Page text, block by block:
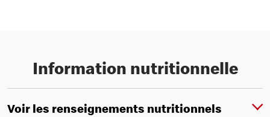
Information nutritionnelle
Voir les renseignements nutritionnels